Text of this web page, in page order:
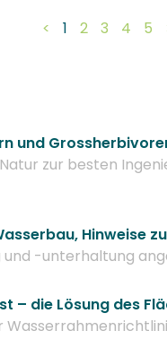
<
1 2 3 4 5
und
zur besten
Hinweise
und -unterhaltung
– die Lösung des